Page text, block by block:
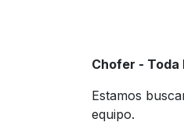
Chofer - Toda
Estamos
equipo.